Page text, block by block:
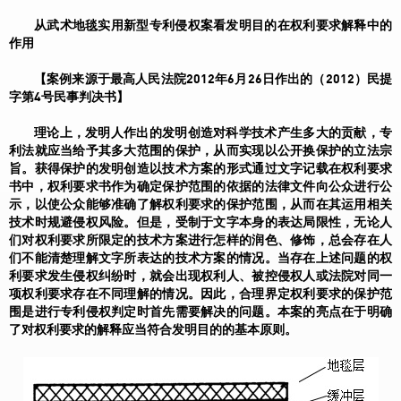
从武术地毯实用新型专利侵权案看发明目的在权利要求解释中的
作用
【案例来源于最高人民法院2012年6月26日作出的（2012）民提
字第4号民事判决书】
理论上，发明人作出的发明创造对科学技术产生多大的贡献，专
利法就应当给予其多大范围的保护，从而实现以公开换保护的立法宗
旨。获得保护的发明创造以技术方案的形式通过文字记载在权利要求
书中，权利要求书作为确定保护范围的依据的法律文件向公众进行公
示，以使公众能够准确了解权利要求的保护范围，从而在其运用相关
技术时规避侵权风险。但是，受制于文字本身的表达局限性，无论人
们对权利要求所限定的技术方案进行怎样的润色、修饰，总会存在人
们不能清楚理解文字所表达的技术方案的情况。当存在上述问题的权
利要求发生侵权纠纷时，就会出现权利人、被控侵权人或法院对同一
项权利要求存在不同理解的情况。因此，合理界定权利要求的保护范
围是进行专利侵权判定时首先需要解决的问题。本案的亮点在于明确
了对权利要求的解释应当符合发明目的的基本原则。